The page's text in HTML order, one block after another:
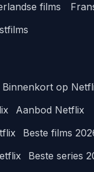
films
Binnenkort op
Aanbod Netflix
Beste films
Beste series